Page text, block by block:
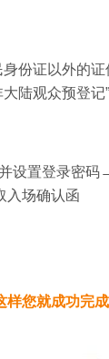
份证以外的
陆观众预登
设置登录密
场确认函
样您就成功完